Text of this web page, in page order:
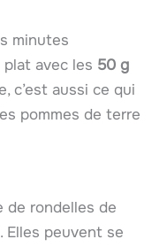
minutes
avec les 50 g
c’est aussi ce qui
pommes de terre
de rondelles de
Elles peuvent se